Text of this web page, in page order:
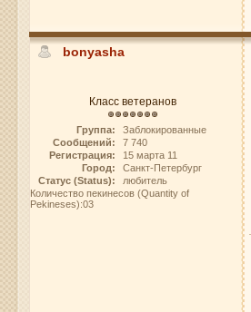
bonyasha
Класс ветеранов
Группа:
Заблокированные
Сообщений:
7 740
Регистрация:
15 марта 11
Город:
Санкт-Петербург
Статус (Status):
любитель
Количество пекинесов (Quantity of
Pekineses):03